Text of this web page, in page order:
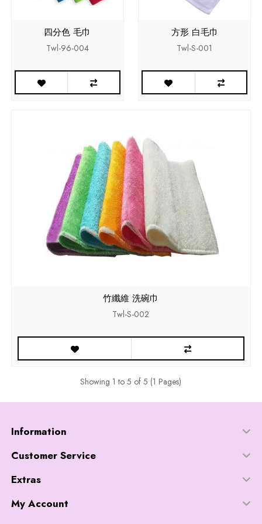
四分色 毛巾
Twl-96-004
方形 白毛巾
Twl-S-001
竹纖維 洗碗巾
Twl-S-002
Showing 1 to 5 of 5 (1 Pages)
Information
Customer Service
Extras
My Account